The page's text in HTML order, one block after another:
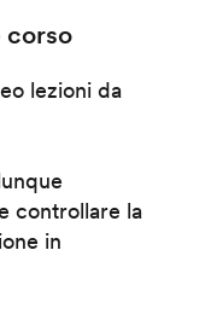
corso
lezioni da
controllare la
in